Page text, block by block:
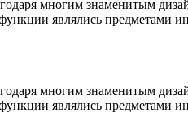
многим знаменитым
являлись предметами
многим знаменитым
являлись предметами